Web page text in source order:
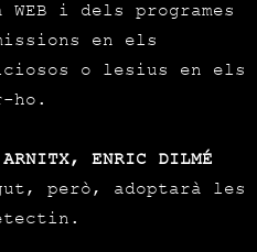
i dels programes
en els
o lesius en els
ho.
ARNITX, ENRIC DILMÉ
però, adoptarà les